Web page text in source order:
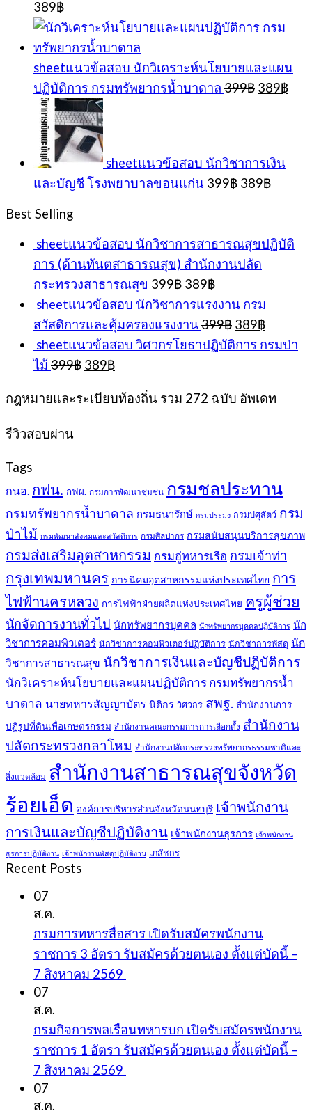
Original
price
was:
399฿.
389฿Current
price
is:
389฿.
sheetแนวข้อสอบ นักวิเคราะห์นโยบายและแผน
ปฏิบัติการ กรมทรัพยากรน้ำบาดาล 399฿ Original
389฿
sheetแนวข้อสอบ นักวิชาการเงิน
และบัญชี โรงพยาบาลขอนแก่น 399฿ Original
389฿
Best Selling
sheetแนวข้อสอบ นักวิชาการสาธารณสุขปฏิบัติ
การ (ด้านทันตสาธารณสุข) สำนักงานปลัด
กระทรวงสาธารณสุข 399฿ Original
was:
399฿.
389฿Current
is:
389฿.
sheetแนวข้อสอบ นักวิชาการแรงงาน กรม
สวัสดิการและคุ้มครองแรงงาน 399฿ Original
was:
389฿Current
price
is:
sheetแนวข้อสอบ วิศวกรโยธาปฏิบัติการ กรมป่า
ไม้ 399฿ Original
was:
389฿Current
is:
กฎหมายและระเบียบท้องถิ่น รวม 272 ฉบับ อัพเดท
รีวิวสอบผ่าน
Tags
กนอ. กฟน. กฟผ. กรมการพัฒนาชุมชน กรมชลประทาน
กรมทรัพยากรน้ำบาดาล กรมธนารักษ์ กรมประมง กรมปศุสัตว์ กรม
ป่าไม้ กรมพัฒนาสังคมและสวัสดิการ กรมศิลปากร กรมสนับสนุนบริการสุขภาพ
กรมส่งเสริมอุตสาหกรรม กรมอู่ทหารเรือ กรมเจ้าท่า
กรุงเทพมหานคร การนิคมอุตสาหกรรมแห่งประเทศไทย การ
ไฟฟ้านครหลวง การไฟฟ้าฝ่ายผลิตแห่งประเทศไทย ครูผู้ช่วย
นักจัดการงานทั่วไป นักทรัพยากรบุคคล นักทรัพยากรบุคคลปฏิบัติการ นัก
วิชาการคอมพิวเตอร์ นักวิชาการคอมพิวเตอร์ปฏิบัติการ นักวิชาการพัสดุ นัก
วิชาการสาธารณสุข นักวิชาการเงินและบัญชีปฏิบัติการ
นักวิเคราะห์นโยบายและแผนปฏิบัติการ กรมทรัพยากรน้ำ
บาดาล นายทหารสัญญาบัตร นิติกร วิศวกร สพฐ. สำนักงานการ
ปฏิรูปที่ดินเพื่อเกษตรกรรม สำนักงานคณะกรรมการการเลือกตั้ง สำนักงาน
ปลัดกระทรวงกลาโหม สำนักงานปลัดกระทรวงทรัพยากรธรรมชาติและ
สิ่งแวดล้อม สำนักงานสาธารณสุขจังหวัด
ร้อยเอ็ด องค์การบริหารส่วนจังหวัดนนทบุรี เจ้าพนักงาน
การเงินและบัญชีปฏิบัติงาน เจ้าพนักงานธุรการ เจ้าพนักงาน
ธุรการปฏิบัติงาน เจ้าพนักงานพัสดุปฏิบัติงาน เภสัชกร
Recent Posts
07
ส.ค.
กรมการทหารสื่อสาร เปิดรับสมัครพนักงาน
ราชการ 3 อัตรา รับสมัครด้วยตนเอง ตั้งแต่บัดนี้ –
7 สิงหาคม 2569
07
ส.ค.
กรมกิจการพลเรือนทหารบก เปิดรับสมัครพนักงาน
ราชการ 1 อัตรา รับสมัครด้วยตนเอง ตั้งแต่บัดนี้ –
7 สิงหาคม 2569
07
ส.ค.